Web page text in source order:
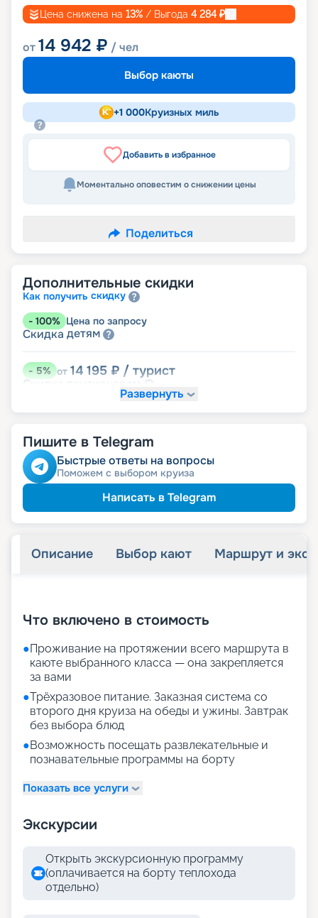
Цена снижена на 13% / Выгода 4 284 ₽
от14 942 ₽ / чел
Выбор каюты
+1 000Круизных миль
Добавить в избранное
Моментально оповестим о снижении цены
Поделиться
Дополнительные скидки
Как получить скидку
- 100% Цена по запросу
Скидка детям
-5% от 14 195 ₽ / турист
Скидка
Развернуть
Пишите в Telegram
Быстрые ответы на вопросы
Поможем с выбором круиза
Написать в Telegram
Описание Выбор кают Маршрут и
Что включено в стоимость
●Проживание на протяжении всего маршрута в
каюте выбранного класса — она закрепляется
за вами
●Трёхразовое питание. Заказная система со
второго дня круиза на обеды и ужины. Завтрак
без выбора блюд
●Возможность посещать развлекательные и
познавательные программы на борту
Показать все услуги
Экскурсии
Открыть экскурсионную программу
(оплачивается на борту теплохода
отдельно)